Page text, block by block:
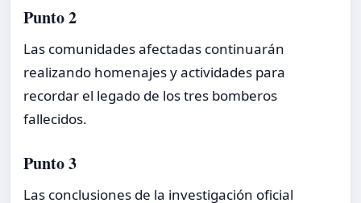
Punto 2
Las comunidades afectadas continuarán
realizando homenajes y actividades para
recordar el legado de los tres bomberos
fallecidos.
Punto 3
Las conclusiones de la investigación oficial